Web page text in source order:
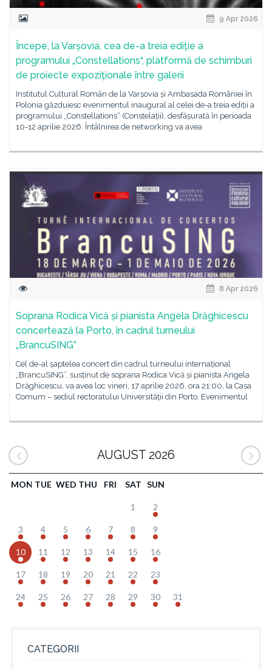
9 Apr 2026
Începe, la Varșovia, cea de-a treia ediție a
programului „Constellations“, platformă de schimburi
de proiecte expoziţionale între galerii
Institutul Cultural Român de la Varșovia și Ambasada României în
Polonia găzduiesc evenimentul inaugural al celei de-a treia ediții a
programului „Constellations“ (Constelații), desfășurată în perioada
10-12 aprilie 2026. Întâlnirea de networking va avea
8 Apr 2026
Soprana Rodica Vică și pianista Angela Drăghicescu
concertează la Porto, în cadrul turneului
„BrancuSING”
Cel de-al șaptelea concert din cadrul turneului internațional
„BrancuSING”, susținut de soprana Rodica Vică și pianista Angela
Drăghicescu, va avea loc vineri, 17 aprilie 2026, ora 21:00, la Casa
Comum – sediul rectoratului Universității din Porto. Evenimentul
AUGUST 2026
MON TUE WED THU FRI SAT SUN
1 2
3 4 5 6 7 8 9
10 11 12 13 14 15 16
17 18 19 20 21 22 23
24 25 26 27 28 29 30 31
CATEGORII